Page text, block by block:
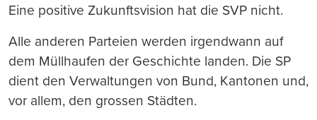
Eine positive Zukunftsvision hat die SVP nicht.
Alle anderen Parteien werden irgendwann auf
dem Müllhaufen der Geschichte landen. Die SP
dient den Verwaltungen von Bund, Kantonen und,
vor allem, den grossen Städten.